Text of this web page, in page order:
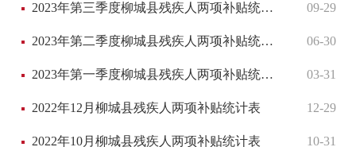
2023年第三季度柳城县残疾人两项补贴统计表 09-29
2023年第二季度柳城县残疾人两项补贴统计表 06-30
2023年第一季度柳城县残疾人两项补贴统计表 03-31
2022年12月柳城县残疾人两项补贴统计表 12-29
2022年10月柳城县残疾人两项补贴统计表 10-31